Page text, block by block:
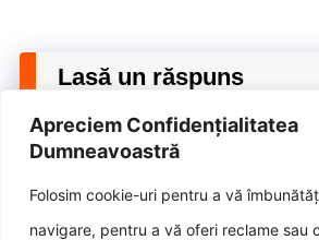
Apreciem Confidențialitatea
Dumneavoastră
Folosim cookie-uri pentru a vă
navigare, pentru a vă oferi reclame sau
Lasă un răspuns
marcate cu*